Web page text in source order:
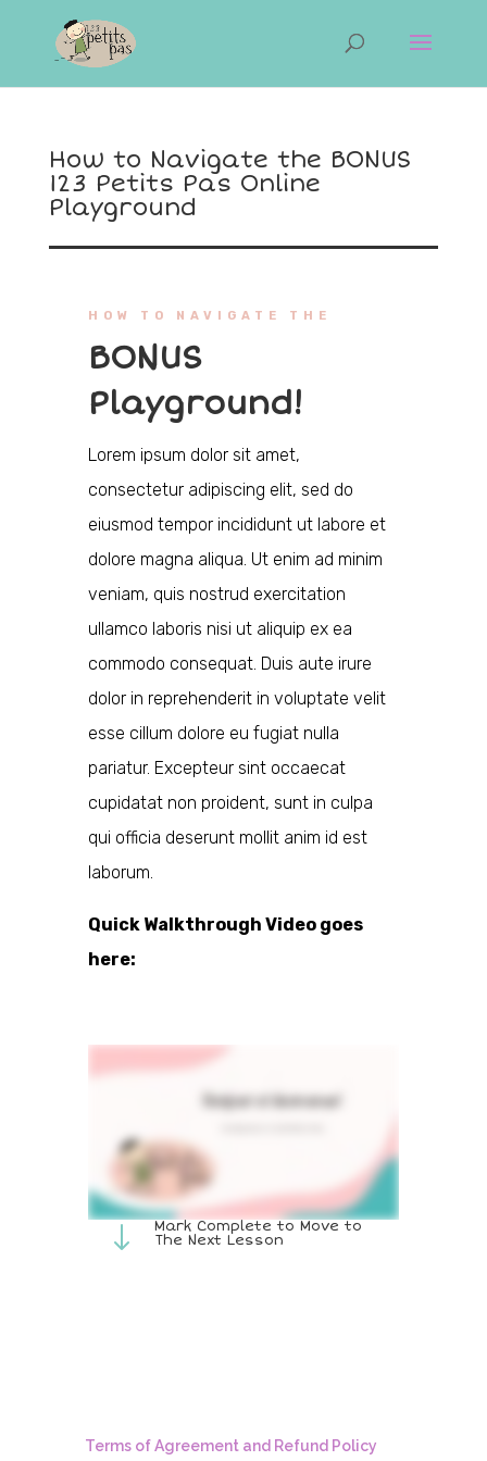
How to Navigate the BONUS
123 Petits Pas Online
Playground
HOW TO NAVIGATE THE
BONUS
Playground!
Lorem ipsum dolor sit amet,
consectetur adipiscing elit, sed do
eiusmod tempor incididunt ut labore et
dolore magna aliqua. Ut enim ad minim
veniam, quis nostrud exercitation
ullamco laboris nisi ut aliquip ex ea
commodo consequat. Duis aute irure
dolor in reprehenderit in voluptate velit
esse cillum dolore eu fugiat nulla
pariatur. Excepteur sint occaecat
cupidatat non proident, sunt in culpa
qui officia deserunt mollit anim id est
laborum.
Quick Walkthrough Video goes
here:
"
Mark Complete to Move to
The Next Lesson
Terms of Agreement and Refund Policy